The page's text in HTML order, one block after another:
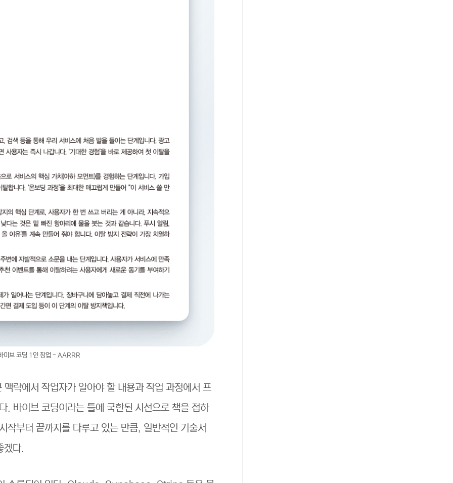
이브 코딩 1인 창업 - AARRR
락에서 작업자가 알아야 할 내용과 작업 과정에서 프
. 바이브 코딩이라는 틀에 국한된 시선으로 책을 접하
작부터 끝까지를 다루고 있는 만큼, 일반적인 기술서
겠다.